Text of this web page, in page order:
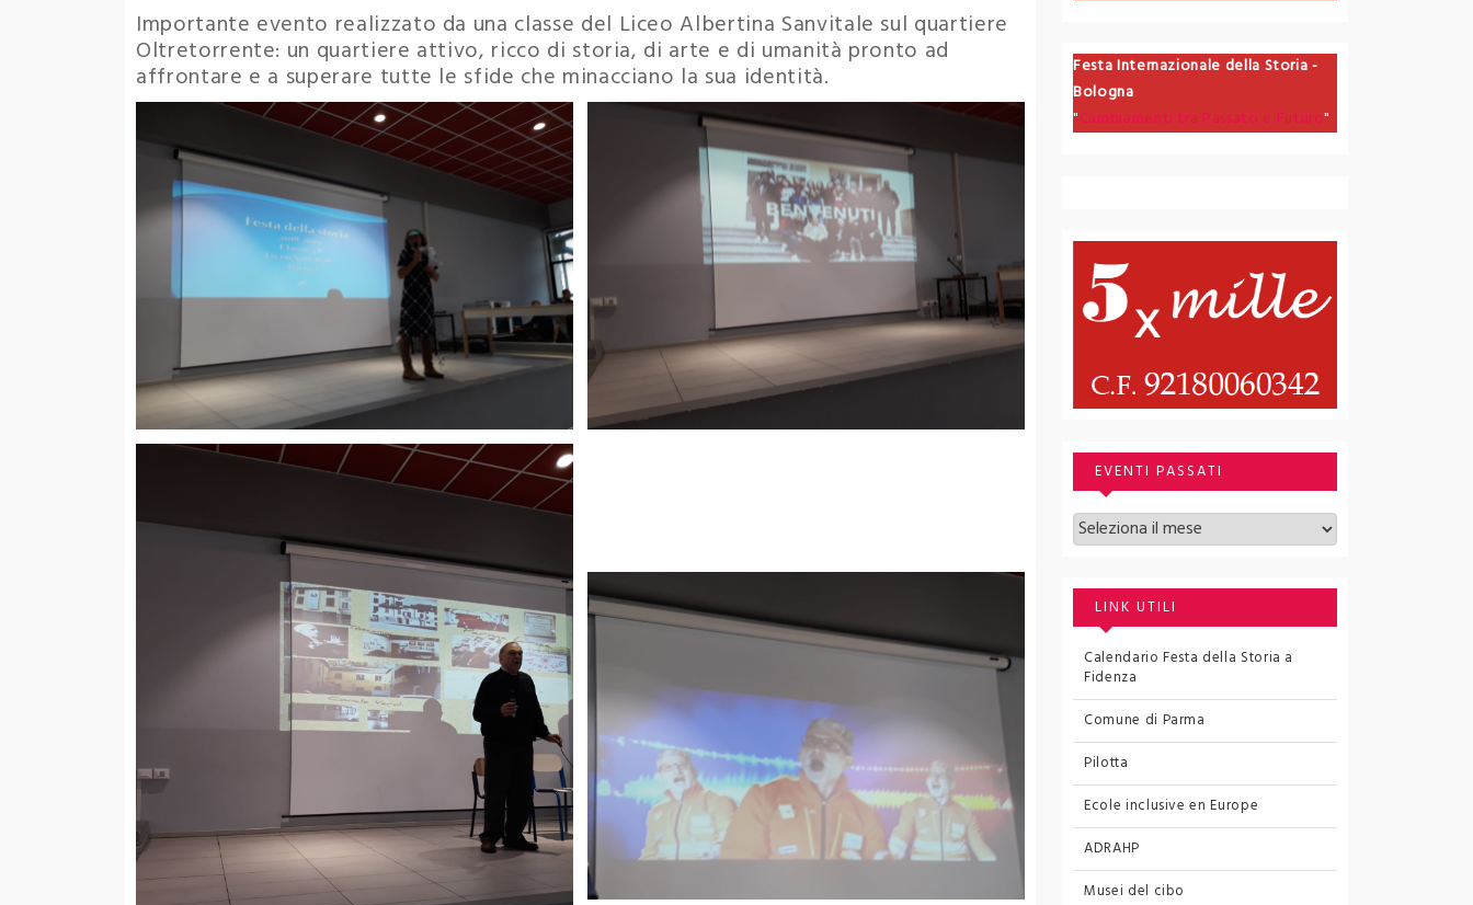
Importante evento realizzato da una classe del Liceo Albertina Sanvitale sul quartiere
Oltretorrente: un quartiere attivo, ricco di storia, di arte e di umanità pronto ad
affrontare e a superare tutte le sfide che minacciano la sua identità.
Festa Internazionale della Storia -
Bologna
"Cambiamenti tra Passato e Futuro"
EVENTI PASSATI
Archivi
LINK UTILI
Calendario Festa della Storia a
Fidenza
Comune di Parma
Pilotta
Ecole inclusive en Europe
ADRAHP
Musei del cibo